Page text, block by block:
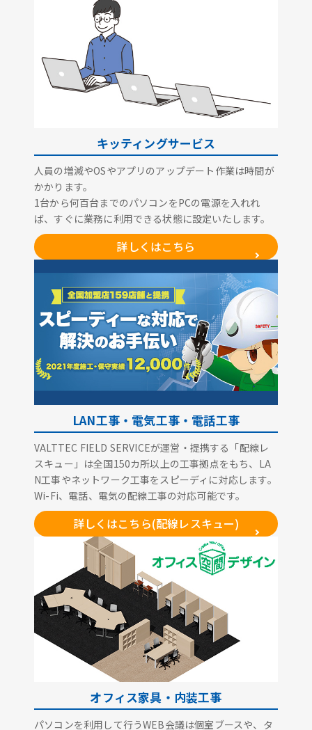
キッティングサービス
人員の増減やOSやアプリのアップデート作業は時間が
かかります。
1台から何百台までのパソコンをPCの電源を入れれ
ば、すぐに業務に利用できる状態に設定いたします。
詳しくはこちら
LAN工事・電気工事・電話工事
VALTTEC FIELD SERVICEが運営・提携する「配線レ
スキュー」は全国150カ所以上の工事拠点をもち、LA
N工事やネットワーク工事をスピーディに対応します。
Wi-Fi、電話、電気の配線工事の対応可能です。
詳しくはこちら(配線レスキュー)
オフィス家具・内装工事
パソコンを利用して行うWEB会議は個室ブースや、タ